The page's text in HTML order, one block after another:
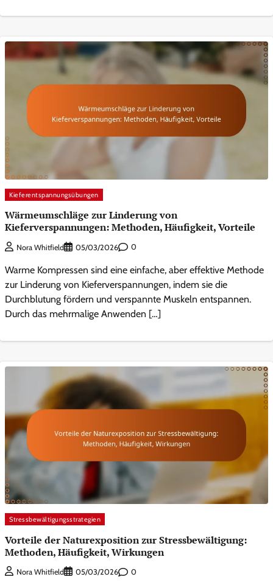
Kieferentspannungsübungen
Wärmeumschläge zur Linderung von
Kieferverspannungen: Methoden, Häufigkeit, Vorteile
Nora Whitfield 05/03/2026 0
Warme Kompressen sind eine einfache, aber effektive Methode
zur Linderung von Kieferverspannungen, indem sie die
Durchblutung fördern und verspannte Muskeln entspannen.
Durch das mehrmalige Anwenden […]
Stressbewältigungsstrategien
Vorteile der Naturexposition zur Stressbewältigung:
Methoden, Häufigkeit, Wirkungen
Nora Whitfield 05/03/2026 0